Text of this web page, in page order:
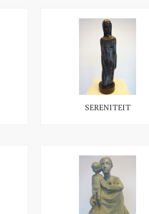
SERENITEIT